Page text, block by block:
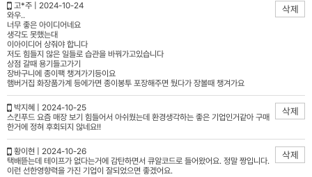
고*주 | 2024-10-24 삭제
와우..
너무 좋은 아이디어네요
생각도 못했는대
이아이디어 상줘야 합니다
저도 힘들지 않은 일들로 습관을 바꿔가고있습니다
상점 갈때 용기들고가기
장바구니에 종이팩 챙겨가기등이요
햄버거집 화장품가계 등에가면 종이봉투 포장해주면 뒀다가 장볼때 챙겨가요
박지혜 | 2024-10-25 삭제
스킨푸드 요즘 매장 보기 힘들어서 아쉬웠는데 환경생각하는 좋은 기업인거같아 구매
한거에 정혀 후회되지 않네요!!
황이현 | 2024-10-26 삭제
택배뜯는데 테이프가 없다는거에 감탄하면서 큐알코드로 들어왔어요. 정말 짱입니다.
이런 선한영향력을 가진 기업이 잘되었으면 좋겠어요.